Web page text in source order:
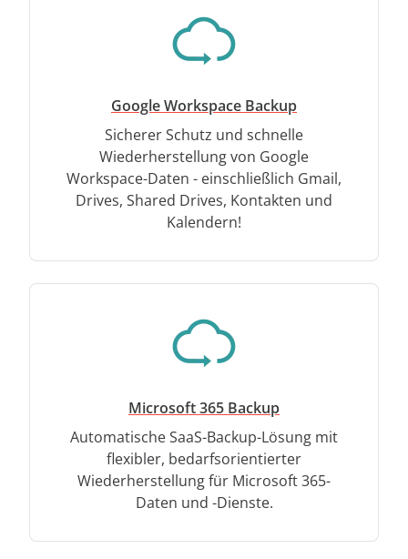
Google Workspace Backup
Sicherer Schutz und schnelle
Wiederherstellung von Google
Workspace-Daten - einschließlich Gmail,
Drives, Shared Drives, Kontakten und
Kalendern!
Microsoft 365 Backup
Automatische SaaS-Backup-Lösung mit
flexibler, bedarfsorientierter
Wiederherstellung für Microsoft 365-
Daten und -Dienste.